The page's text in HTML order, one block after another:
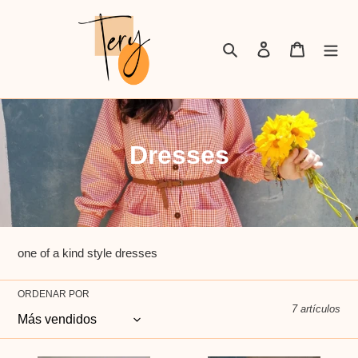
Buscar Ingresar Carrito
C
o
l
e
c
i
Dresses
one of a kind style dresses
ORDENAR POR
7 artículos